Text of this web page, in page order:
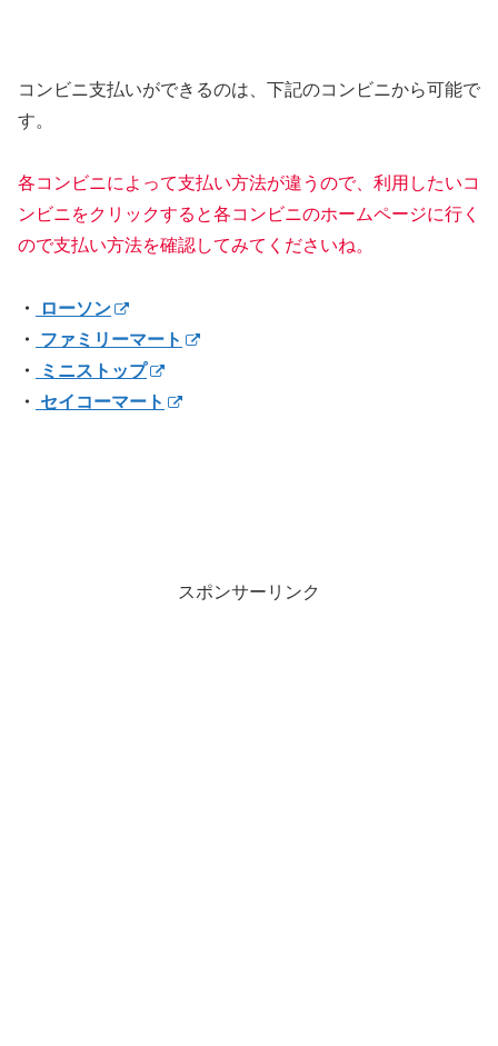
コンビニ支払いができるのは、下記のコンビニから可能で
す。
各コンビニによって支払い方法が違うので、利用したいコ
ンビニをクリックすると各コンビニのホームページに行く
ので支払い方法を確認してみてくださいね。
・
ローソン
・
ファミリーマート
・
ミニストップ
・
セイコーマート
スポンサーリンク